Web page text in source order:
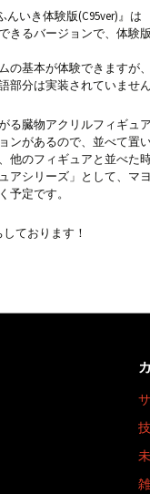
いき体験版(C95ver)』は
きるバージョンで、体験
の基本が体験できますが
部分は実装されていませ
る臓物アクリルフィギュ
ンがあるので、並べて置
他のフィギュアと並べた
アシリーズ」として、マ
予定です。
ております！